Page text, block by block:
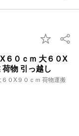
６０ｃｍ 大６０X
荷物 引っ越し
０X９０ｃｍ 荷物運搬